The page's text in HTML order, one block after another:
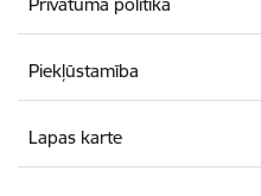
Piekļūstamība
Lapas karte